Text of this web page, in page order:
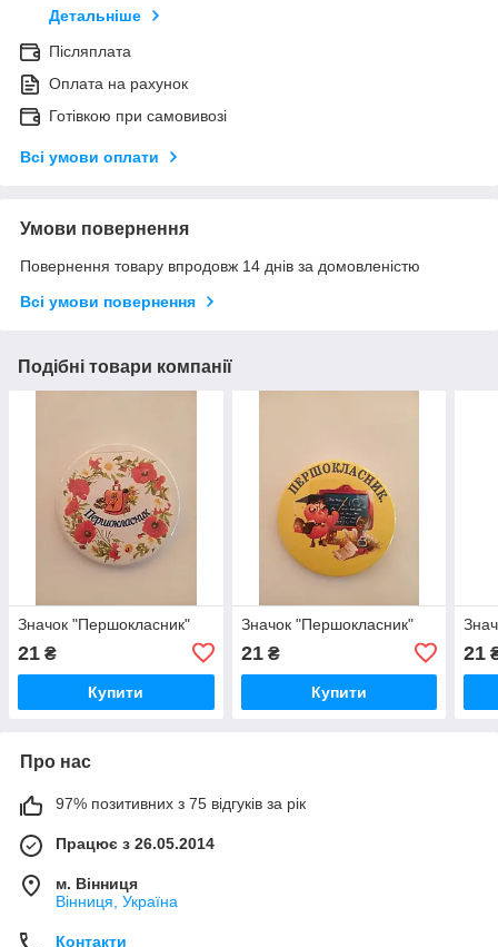
Детальніше
Післяплата
Оплата на рахунок
Готівкою при самовивозі
Всі умови оплати
Умови повернення
Повернення товару впродовж 14 днів за домовленістю
Всі умови повернення
Подібні товари компанії
Значок "Першокласник"
21 ₴
Купити
Значок "Першокласник"
21₴
Купити
21
Про нас
97% позитивних з 75 відгуків за рік
Працює з 26.05.2014
м. Вінниця
Вінниця, Україна
Контакти